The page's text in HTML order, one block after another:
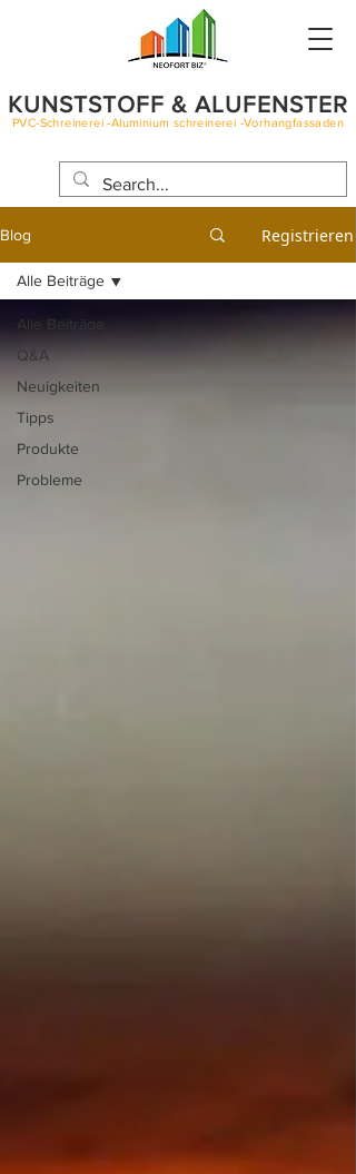
KUNSTSTOFF & ALUFENSTER
PVC-Schreinerei -Aluminium schreinerei -Vorhangfassaden
Blog Registrieren
Alle Beiträge
Q&A
Neuigkeiten
Tipps
Produkte
Probleme
Alle Beiträge